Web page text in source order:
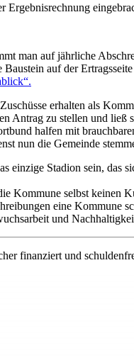
Ergebnisrechnung
man auf jährliche
auf der
erhalten als
Antrag zu stellen und
halfen mit
nun die Gemeinde
einzige Stadion sein, das
Kommune selbst keinen
eine Kommune
und
finanziert und